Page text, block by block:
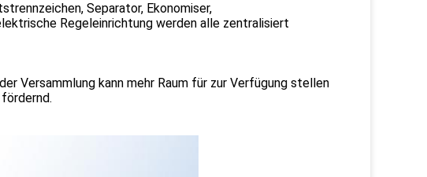
Separator, Ekonomiser,
Regeleinrichtung werden alle zentralisiert
Versammlung kann mehr Raum für zur Verfügung stellen